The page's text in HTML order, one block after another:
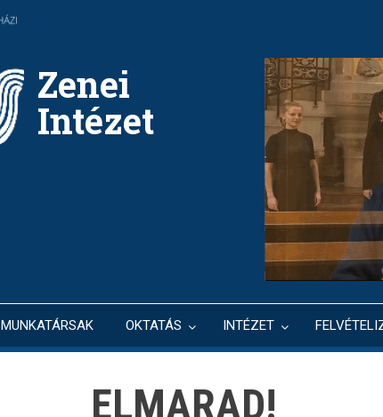
Zenei
Intézet
MUNKATÁRSAK OKTATÁS INTÉZET
ELMARAD!